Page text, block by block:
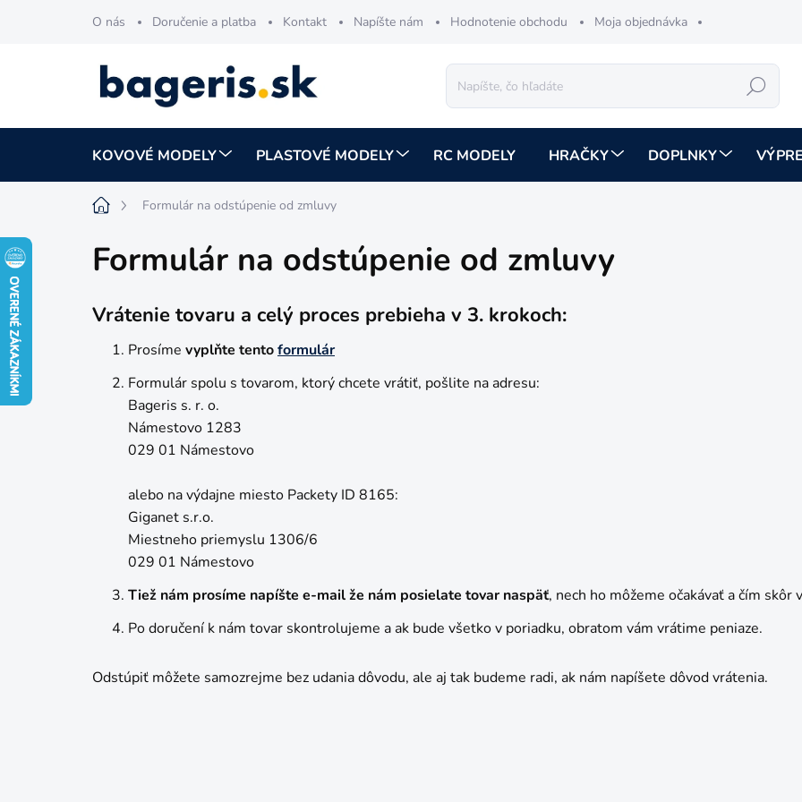
O nás Doručenie a platba Kontakt Napíšte nám Hodnotenie obchodu Moja objednávka
Hľadať
KOVOVÉ MODELY PLASTOVÉ MODELY RC MODELY HRAČKY DOPLNKY
DomovFormulár na odstúpenie od zmluvy
Formulár na odstúpenie od zmluvy
Vrátenie tovaru a celý proces prebieha v 3. krokoch:
Prosíme vyplňte tentoformulár
Formulár spolu s tovarom, ktorý chcete vrátiť, pošlite na adresu:
Bageris s. r. o.
Námestovo 1283
029 01 Námestovo
alebo na výdajne miesto Packety ID 8165:
Giganet s.r.o.
Miestneho priemyslu 1306/6
029 01 Námestovo
Tiež nám prosíme napíšte e-mail že nám posielate tovar naspäť, nech ho môžeme očakávať a čím skôr
Po doručení k nám tovar skontrolujeme a ak bude všetko v poriadku, obratom vám vrátime peniaze.
Odstúpiť môžete samozrejme bez udania dôvodu, ale aj tak budeme radi, ak nám napíšete dôvod vrátenia.